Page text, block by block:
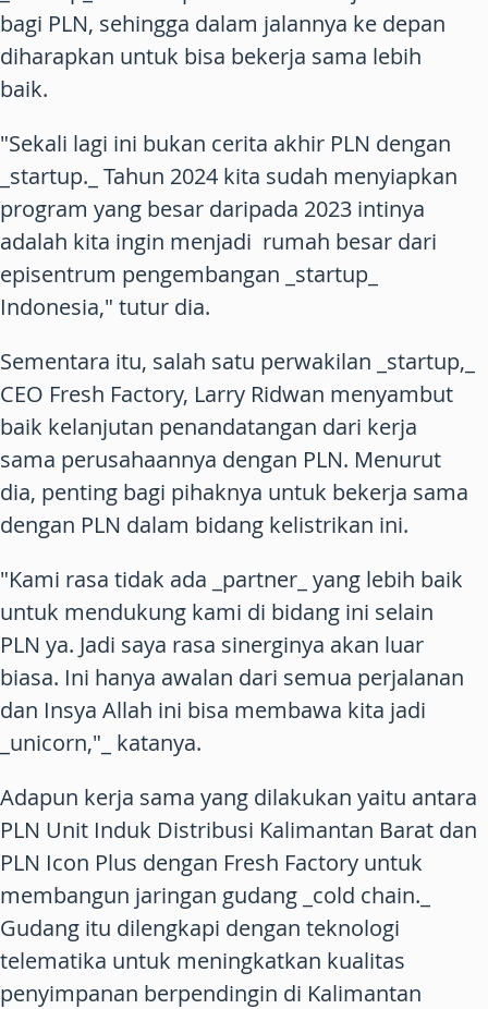
bagi PLN, sehingga dalam jalannya ke depan
diharapkan untuk bisa bekerja sama lebih
baik.
"Sekali lagi ini bukan cerita akhir PLN dengan
_startup._ Tahun 2024 kita sudah menyiapkan
program yang besar daripada 2023 intinya
adalah kita ingin menjadi rumah besar dari
episentrum pengembangan _startup_
Indonesia," tutur dia.
Sementara itu, salah satu perwakilan _startup,_
CEO Fresh Factory, Larry Ridwan menyambut
baik kelanjutan penandatangan dari kerja
sama perusahaannya dengan PLN. Menurut
dia, penting bagi pihaknya untuk bekerja sama
dengan PLN dalam bidang kelistrikan ini.
"Kami rasa tidak ada _partner_ yang lebih baik
untuk mendukung kami di bidang ini selain
PLN ya. Jadi saya rasa sinerginya akan luar
biasa. Ini hanya awalan dari semua perjalanan
dan Insya Allah ini bisa membawa kita jadi
_unicorn,"_ katanya.
Adapun kerja sama yang dilakukan yaitu antara
PLN Unit Induk Distribusi Kalimantan Barat dan
PLN Icon Plus dengan Fresh Factory untuk
membangun jaringan gudang _cold chain._
Gudang itu dilengkapi dengan teknologi
telematika untuk meningkatkan kualitas
penyimpanan berpendingin di Kalimantan